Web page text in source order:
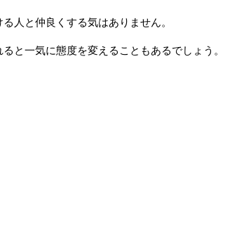
人と仲良くする気はありません。
と一気に態度を変えることもあるでしょう。